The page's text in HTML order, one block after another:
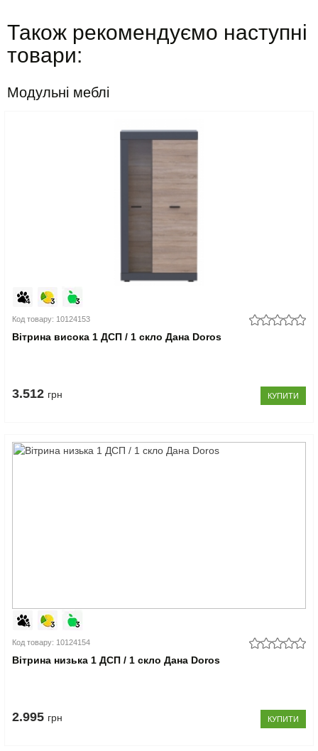
Також рекомендуємо наступні
товари:
Модульні меблі
Код товару: 10124153
Вітрина висока 1 ДСП / 1 скло Дана Doros
3.512 грн КУПИТИ
Код товару: 10124154
Вітрина низька 1 ДСП / 1 скло Дана Doros
2.995 грн КУПИТИ